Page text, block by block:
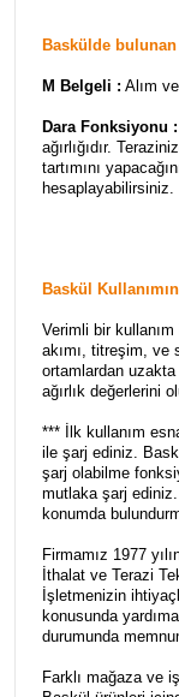
Baskülde
M Belgeli : Alım
Dara Fonksiyonu :
ağırlığıdır.
tartımını
hesaplayabilirsiniz.
Baskül
Verimli bir
akımı, titreşim, ve
ortamlardan uzakta
ağırlık değerlerini
*** İlk kullanım
ile şarj ediniz.
şarj olabilme
mutlaka şarj ediniz.
konumda
Firmamız 1977
İthalat ve Terazi
İşletmenizin
konusunda
durumunda
Farklı mağaza ve